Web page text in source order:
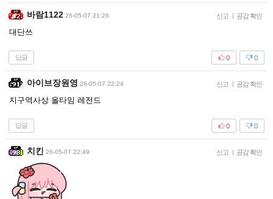
바람1122 26-05-07 21:26 신고 | 공감 확인
대단쓰
답글 0
0
아이브장원영 26-05-07 22:24 신고 | 공감 확인
지구역사상 올타임 레전드
답글 0
0
치킨 26-05-07 22:49 신고 | 공감 확인